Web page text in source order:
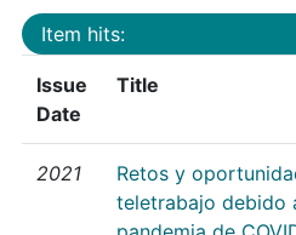
Item hits:
Issue
Date
Title
2021
Retos y
teletrabajo debido